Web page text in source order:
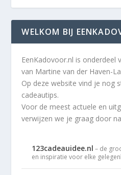
WELKOM BIJ
EenKadovoor.nl is onderdeel
van Martine van der Haven-
Op deze website vind je nog
cadeautips.
Voor de meest actuele en
verwijzen we je graag door
123cadeauidee.nl – de
en inspiratie voor elke